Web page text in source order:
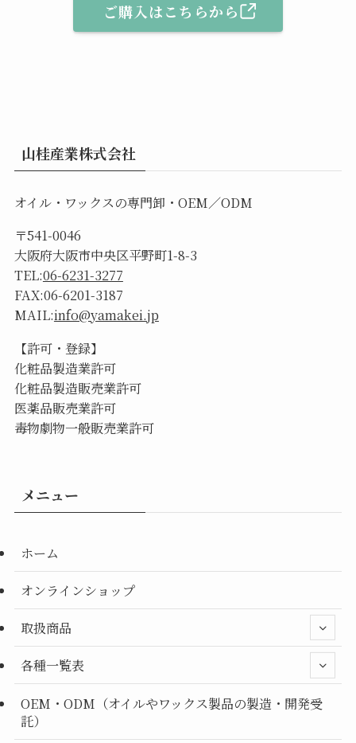
ご購入はこちらから
山桂産業株式会社
オイル・ワックスの専門卸・OEM／ODM
〒541-0046
大阪府大阪市中央区平野町1-8-3
TEL:06-6231-3277
FAX:06-6201-3187
MAIL:info@yamakei.jp
【許可・登録】
化粧品製造業許可
化粧品製造販売業許可
医薬品販売業許可
毒物劇物一般販売業許可
メニュー
ホーム
オンラインショップ
取扱商品
各種一覧表
OEM・ODM（オイルやワックス製品の製造・開発受
託）